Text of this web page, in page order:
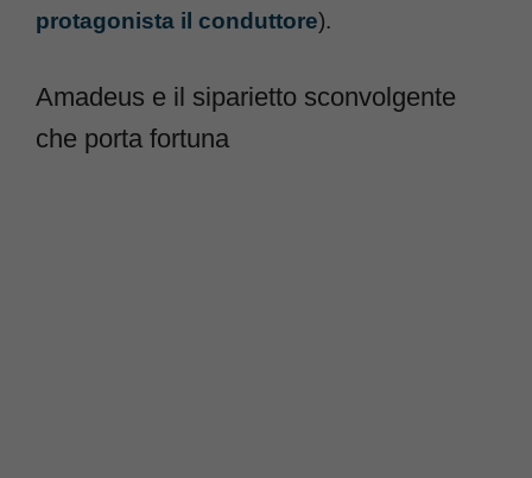
protagonista il conduttore).
Amadeus e il siparietto sconvolgente
che porta fortuna